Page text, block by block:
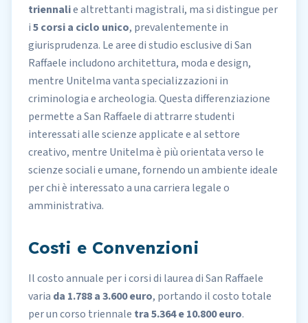
triennalie altrettanti magistrali, ma si distingue per
i5 corsi a ciclo unico, prevalentemente in
giurisprudenza. Le aree di studio esclusive di San
Raffaele includono architettura, moda e design,
mentre Unitelma vanta specializzazioni in
criminologia e archeologia. Questa differenziazione
permette a San Raffaele di attrarre studenti
interessati alle scienze applicate e al settore
creativo, mentre Unitelma è più orientata verso le
scienze sociali e umane, fornendo un ambiente ideale
per chi è interessato a una carriera legale o
amministrativa.
Costi e Convenzioni
Ilcostoannuale per i corsi di laurea di San Raffaele
varia da 1.788 a 3.600 euro, portando il costo totale
per un corso triennale tra 5.364 e 10.800 euro.